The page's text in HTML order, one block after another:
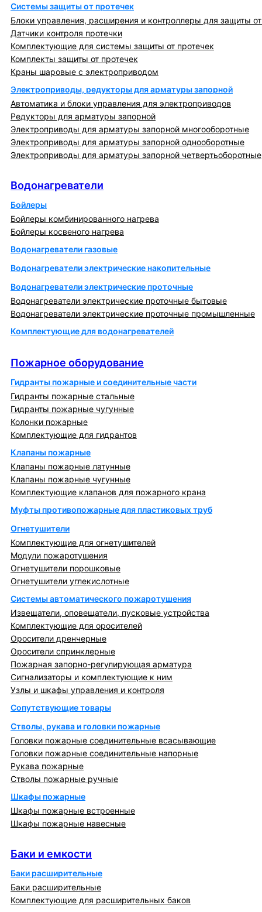
Системы защиты от протечек
Блоки управления, расширения и контроллеры для защиты
Датчики контроля протечки
Комплектующие для системы защиты от протечек
Комплекты защиты от протечек
Краны шаровые с электроприводом
Электроприводы, редукторы для арматуры запорной
Автоматика и блоки управления для электроприводов
Редукторы для арматуры запорной
Электроприводы для арматуры запорной многооборотные
Электроприводы для арматуры запорной однооборотные
Электроприводы для арматуры запорной четвертьоборотные
Водонагреватели
Бойлеры
Бойлеры комбинированного нагрева
Бойлеры косвеного нагрева
Водонагреватели газовые
Водонагреватели электрические накопительные
Водонагреватели электрические проточные
Водонагреватели электрические проточные бытовые
Водонагреватели электрические проточные промышленные
Комплектующие для водонагревателей
Пожарное оборудование
Гидранты пожарные и соединительные части
Гидранты пожарные стальные
Гидранты пожарные чугунные
Колонки пожарные
Комплектующие для гидрантов
Клапаны пожарные
Клапаны пожарные латунные
Клапаны пожарные чугунные
Комплектующие клапанов для пожарного крана
Муфты противопожарные для пластиковых труб
Огнетушители
Комплектующие для огнетушителей
Модули пожаротушения
Огнетушители порошковые
Огнетушители углекислотные
Системы автоматического пожаротушения
Извещатели, оповещатели, пусковые устройства
Комплектующие для оросителей
Оросители дренчерные
Оросители спринклерные
Пожарная запорно-регулирующая арматура
Сигнализаторы и комплектующие к ним
Узлы и шкафы управления и контроля
Сопутствующие товары
Стволы, рукава и головки пожарные
Головки пожарные соединительные всасывающие
Головки пожарные соединительные напорные
Рукава пожарные
Стволы пожарные ручные
Шкафы пожарные
Шкафы пожарные встроенные
Шкафы пожарные навесные
Баки и емкости
Баки расширительные
Баки расширительные
Комплектующие для расширительных баков